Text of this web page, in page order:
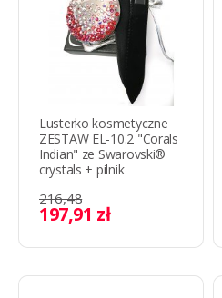
Lusterko kosmetyczne
ZESTAW EL-10.2 "Corals
Indian" ze Swarovski®
crystals + pilnik
216,48
197,91 zł